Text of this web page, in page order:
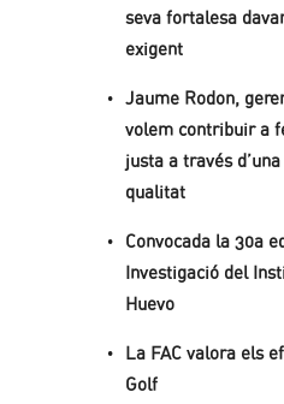
seva fortalesa
exigent
Jaume Rodon,
volem contribuir a
justa a través
qualitat
Convocada la 30a
Investigació del
Huevo
La FAC valora els
Golf